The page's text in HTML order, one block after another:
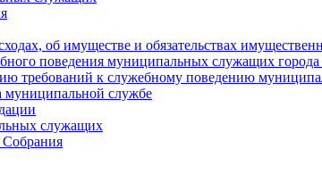
об имуществе и обязательствах
поведения муниципальных служащих города
требований к служебному поведению
муниципальной службе
служащих